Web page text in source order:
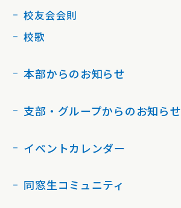
校友会会則
校歌
本部からのお知らせ
支部・グループからのお知らせ
イベントカレンダー
同窓生コミュニティ